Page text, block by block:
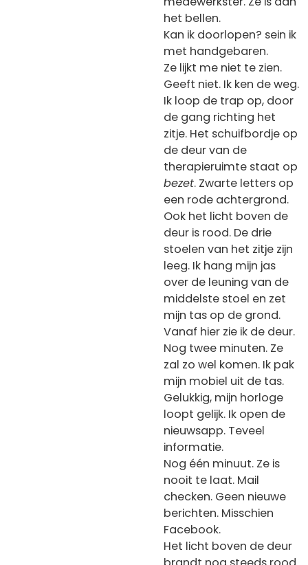
het bellen.
Kan ik doorlopen? sein ik
met handgebaren.
Ze lijkt me niet te zien.
Geeft niet. Ik ken de weg.
Ik loop de trap op, door
de gang richting het
zitje. Het schuifbordje op
de deur van de
therapieruimte staat op
bezet. Zwarte letters op
een rode achtergrond.
Ook het licht boven de
deur is rood. De drie
stoelen van het zitje zijn
leeg. Ik hang mijn jas
over de leuning van de
middelste stoel en zet
mijn tas op de grond.
Vanaf hier zie ik de deur.
Nog twee minuten. Ze
zal zo wel komen. Ik pak
mijn mobiel uit de tas.
Gelukkig, mijn horloge
loopt gelijk. Ik open de
nieuwsapp. Teveel
informatie.
Nog één minuut. Ze is
nooit te laat. Mail
checken. Geen nieuwe
berichten. Misschien
Facebook.
Het licht boven de deur